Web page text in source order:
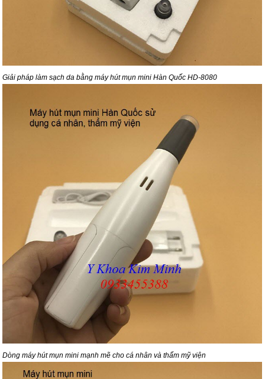
Giải pháp làm sạch da bằng máy hút mụn mini Hàn Quốc HD-8080
Dòng máy hút mụn mini mạnh mẽ cho cá nhân và thẩm mỹ viện